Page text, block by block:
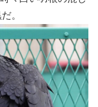
。